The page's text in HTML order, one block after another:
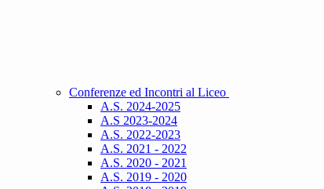
Conferenze ed Incontri al Liceo
A.S. 2024-2025
A.S 2023-2024
A.S. 2022-2023
A.S. 2021 - 2022
A.S. 2020 - 2021
A.S. 2019 - 2020